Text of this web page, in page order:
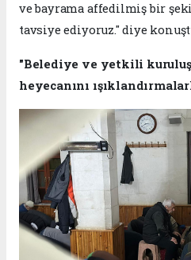
ve bayrama affedilmiş bir
tavsiye ediyoruz." diye
"Belediye ve yetkili
heyecanını